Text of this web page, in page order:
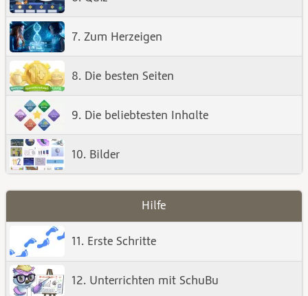
7. Zum Herzeigen
8. Die besten Seiten
9. Die beliebtesten Inhalte
10. Bilder
Hilfe
11. Erste Schritte
12. Unterrichten mit SchuBu